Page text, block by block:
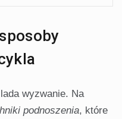
wyzwanie. Na
podnoszenia, które